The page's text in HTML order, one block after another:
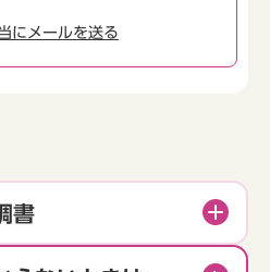
にメールを送る
書